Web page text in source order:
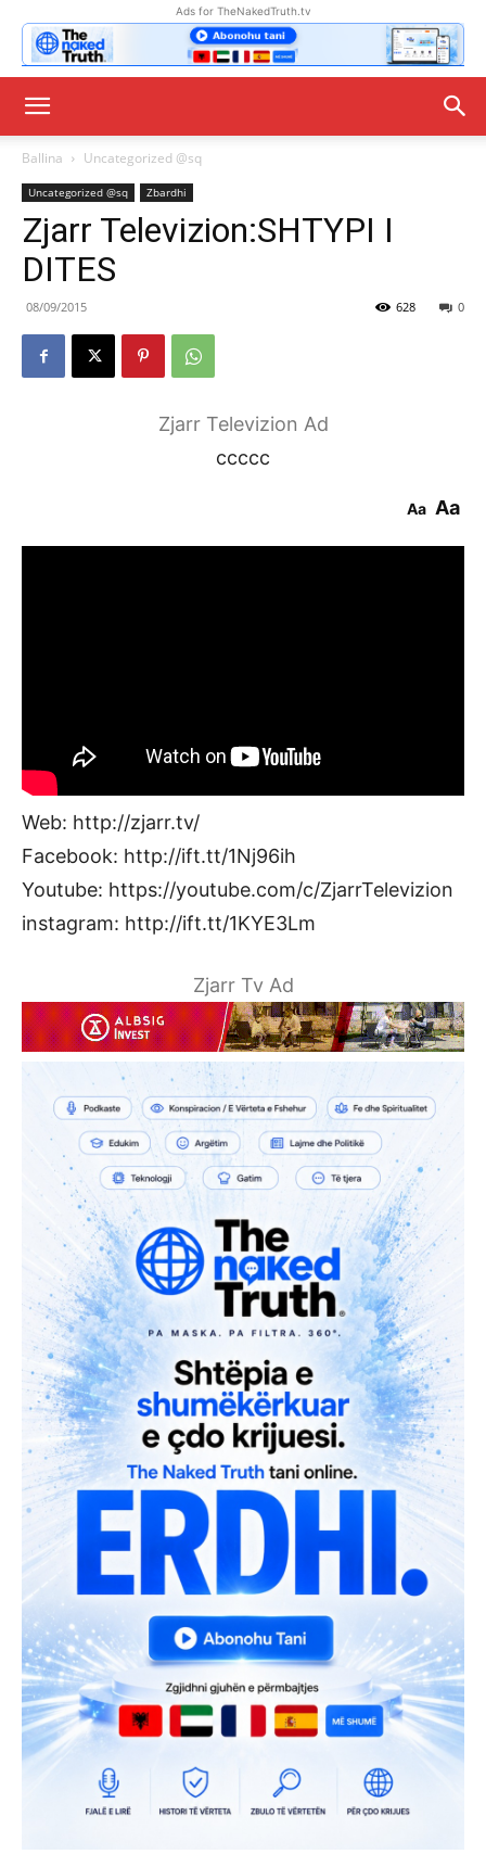
Ads for TheNakedTruth.tv
Ballina Uncategorized @sq
Uncategorized @sq Zbardhi
Zjarr Televizion:SHTYPI I
DITES
08/09/2015 0
628
Zjarr Televizion Ad
ccccc
Aa Aa
Web: http://zjarr.tv/
Facebook: http://ift.tt/1Nj96ih
Youtube: https://youtube.com/c/ZjarrTelevizion
instagram: http://ift.tt/1KYE3Lm
Zjarr Tv Ad